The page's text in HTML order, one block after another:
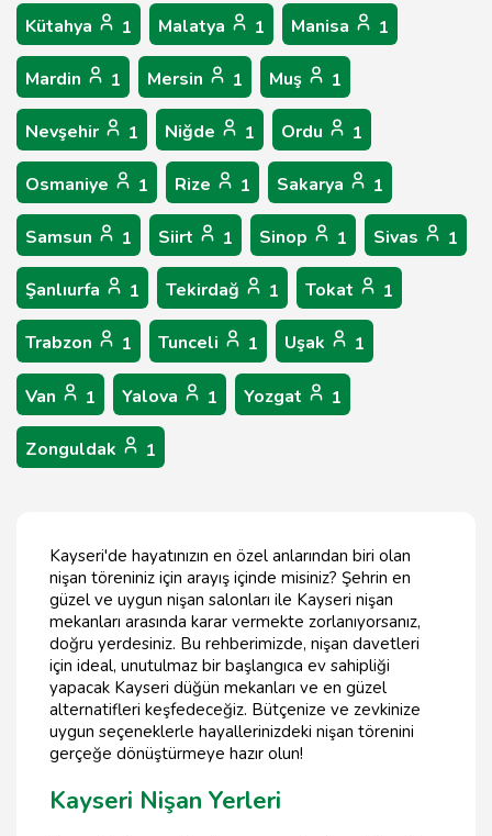
Kütahya 1 Malatya 1 Manisa 1
Mardin 1 Mersin 1 Muş 1
Nevşehir 1 Niğde 1 Ordu 1
Osmaniye 1 Rize 1 Sakarya 1
Samsun 1 Siirt 1 Sinop 1 Sivas 1
Şanlıurfa 1 Tekirdağ 1 Tokat 1
Trabzon 1 Tunceli 1 Uşak 1
Van 1 Yalova 1 Yozgat 1
Zonguldak 1
Kayseri'de hayatınızın en özel anlarından biri olan
nişan töreniniz için arayış içinde misiniz? Şehrin en
güzel ve uygun nişan salonları ile Kayseri nişan
mekanları arasında karar vermekte zorlanıyorsanız,
doğru yerdesiniz. Bu rehberimizde, nişan davetleri
için ideal, unutulmaz bir başlangıca ev sahipliği
yapacak Kayseri düğün mekanları ve en güzel
alternatifleri keşfedeceğiz. Bütçenize ve zevkinize
uygun seçeneklerle hayallerinizdeki nişan törenini
gerçeğe dönüştürmeye hazır olun!
Kayseri Nişan Yerleri